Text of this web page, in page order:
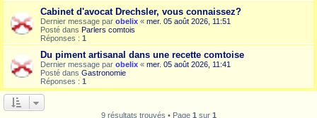
Cabinet d'avocat Drechsler, vous connaissez?
Dernier message par obelix « mer. 05 août 2026, 11:51
Posté dans Parlers comtois
Réponses : 1
Du piment artisanal dans une recette comtoise
Dernier message par obelix « mer. 05 août 2026, 11:41
Posté dans Gastronomie
Réponses : 1
9 résultats trouvés • Page 1 sur 1